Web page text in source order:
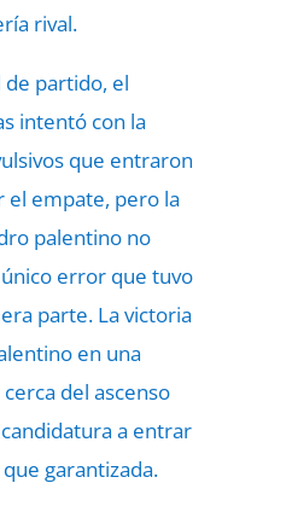
rival.
partido, el
intentó con la
que entraron
el empate, pero la
palentino no
error que tuvo
parte. La victoria
en una
del ascenso
a entrar
que garantizada.